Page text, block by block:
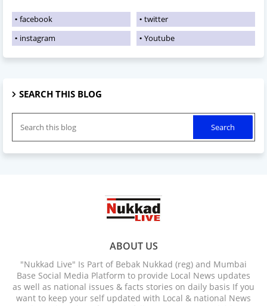
facebook
twitter
instagram
Youtube
SEARCH THIS BLOG
ABOUT US
"Nukkad Live" Is Part of Bebak Nukkad (reg) and Mumbai
Base Social Media Platform to provide Local News updates
as well as national issues & facts stories on daily basis If you
want to keep your self updated with Local & national News